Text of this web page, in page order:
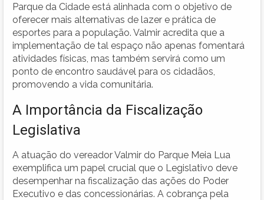
Parque da Cidade está alinhada com o objetivo de
oferecer mais alternativas de lazer e prática de
esportes para a população. Valmir acredita que a
implementação de tal espaço não apenas fomentará
atividades físicas, mas também servirá como um
ponto de encontro saudável para os cidadãos,
promovendo a vida comunitária.
A Importância da Fiscalização
Legislativa
A atuação do vereador Valmir do Parque Meia Lua
exemplifica um papel crucial que o Legislativo deve
desempenhar na fiscalização das ações do Poder
Executivo e das concessionárias. A cobrança pela